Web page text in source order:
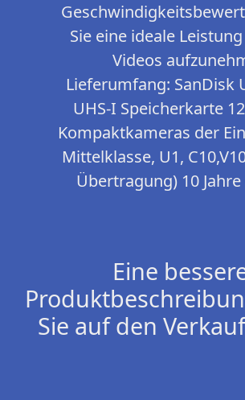
Sie eine ideale
Videos
Lieferumfang: SanDisk
UHS-I Speicherkarte
Kompaktkameras der
Mittelklasse, U1,
Übertragung) 10
Eine
Sie auf den